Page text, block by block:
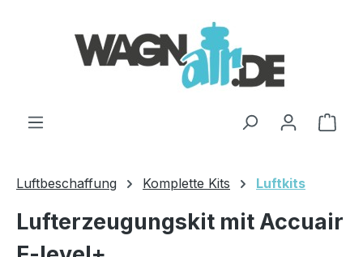
Luftbeschaffung Komplette Kits Luftkits
Lufterzeugungskit mit Accuair